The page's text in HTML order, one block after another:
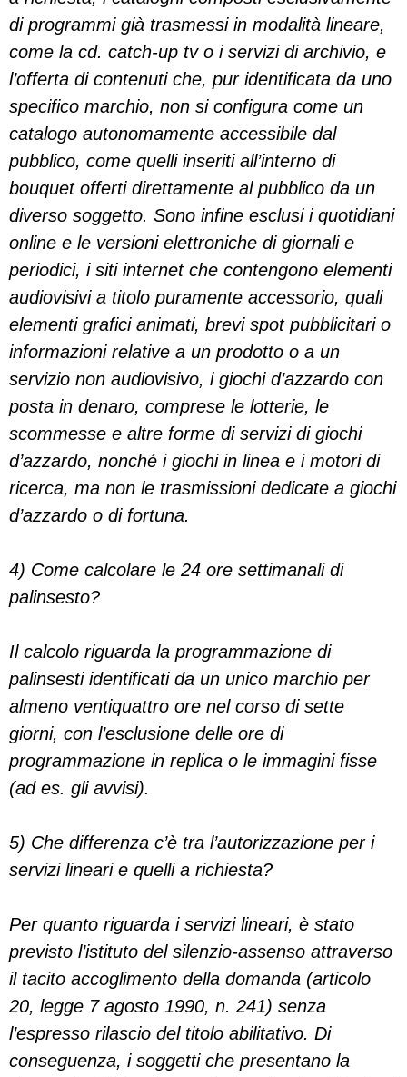
di programmi già trasmessi in modalità lineare,
come la cd. catch-up tv o i servizi di archivio, e
l’offerta di contenuti che, pur identificata da uno
specifico marchio, non si configura come un
catalogo autonomamente accessibile dal
pubblico, come quelli inseriti all’interno di
bouquet offerti direttamente al pubblico da un
diverso soggetto. Sono infine esclusi i quotidiani
online e le versioni elettroniche di giornali e
periodici, i siti internet che contengono elementi
audiovisivi a titolo puramente accessorio, quali
elementi grafici animati, brevi spot pubblicitari o
informazioni relative a un prodotto o a un
servizio non audiovisivo, i giochi d’azzardo con
posta in denaro, comprese le lotterie, le
scommesse e altre forme di servizi di giochi
d’azzardo, nonché i giochi in linea e i motori di
ricerca, ma non le trasmissioni dedicate a giochi
d’azzardo o di fortuna.
4) Come calcolare le 24 ore settimanali di
palinsesto?
Il calcolo riguarda la programmazione di
palinsesti identificati da un unico marchio per
almeno ventiquattro ore nel corso di sette
giorni, con l’esclusione delle ore di
programmazione in replica o le immagini fisse
(ad es. gli avvisi).
5) Che differenza c’è tra l’autorizzazione per i
servizi lineari e quelli a richiesta?
Per quanto riguarda i servizi lineari, è stato
previsto l’istituto del silenzio-assenso attraverso
il tacito accoglimento della domanda (articolo
20, legge 7 agosto 1990, n. 241) senza
l’espresso rilascio del titolo abilitativo. Di
conseguenza, i soggetti che presentano la